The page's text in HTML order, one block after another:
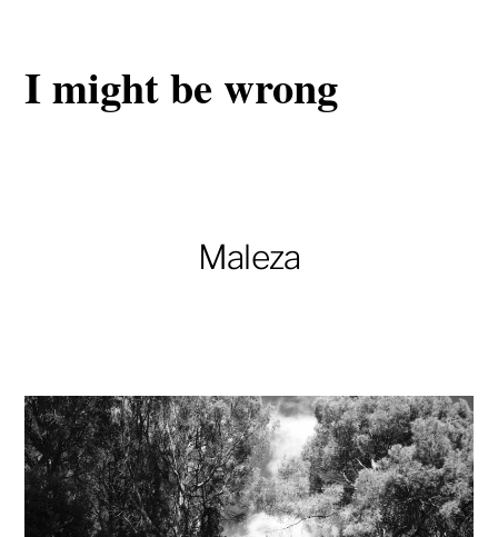
I might be wrong
Maleza